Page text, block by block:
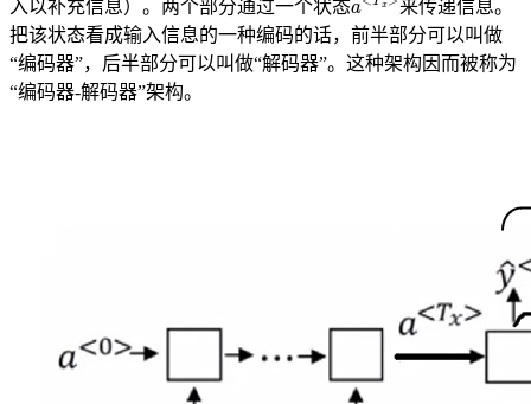
入以补充信息）。两个部分通过一个状态
来传递信息。
把该状态看成输入信息的一种编码的话，前半部分可以叫做
“编码器”，后半部分可以叫做“解码器”。这种架构因而被称为
“编码器-解码器”架构。